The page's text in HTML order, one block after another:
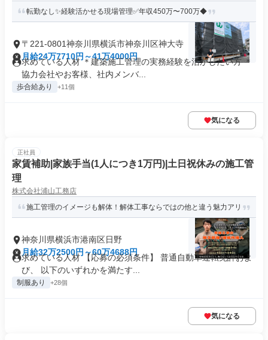
転勤なし✨経験活かせる現場管理✅年収450万〜700万◆
〒221-0801神奈川県横浜市神奈川区神大寺
月給24万7710円～41万4000円
求めている人材 ＊建築施工管理の実務経験を活かしたい方 ＊
協力会社やお客様、社内メンバ...
歩合給あり +11個
気になる
正社員
家賃補助|家族手当(1人につき1万円)|土日祝休みの施工管
理
株式会社浦山工務店
施工管理のイメージも解体！解体工事ならではの他と違う魅力アリ
神奈川県横浜市港南区日野
月給32万2500円～60万4688円
求めている人材 【応募の必須条件】 普通自動車運転免許およ
び、 以下のいずれかを満たす...
制服あり +28個
気になる